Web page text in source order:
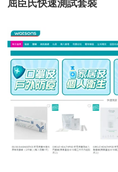
屈臣氏快速測試套裝